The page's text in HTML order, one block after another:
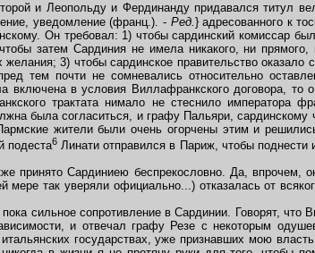
и Леопольду и Фердинанду придавался титул
уведомление (франц.). - Ред. } адресованного к
Он требовал: 1) чтобы сардинский комиссар
затем Сардиния не имела никакого, ни прямого,
3) чтобы сардинское правительство оказало
тем почти не сомневались относительно
включена в условия Виллафранкского договора, то
трактата нимало не стеснило императора
была согласиться, и графу Пальяри,
жители были очень огорчены этим и
подеста6 Линати отправился в Париж, чтобы
принято Сардиниею беспрекословно. Да, впрочем,
мере так уверяли официально...) отказалась от
сильное сопротивление в Сардинии. Говорят,
и отвечал графу Резе с некоторым
государствах, уже признавших мою